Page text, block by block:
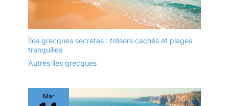
Îles grecques secrètes : trésors cachés et plages
tranquilles
Autres îles grecques
Mar